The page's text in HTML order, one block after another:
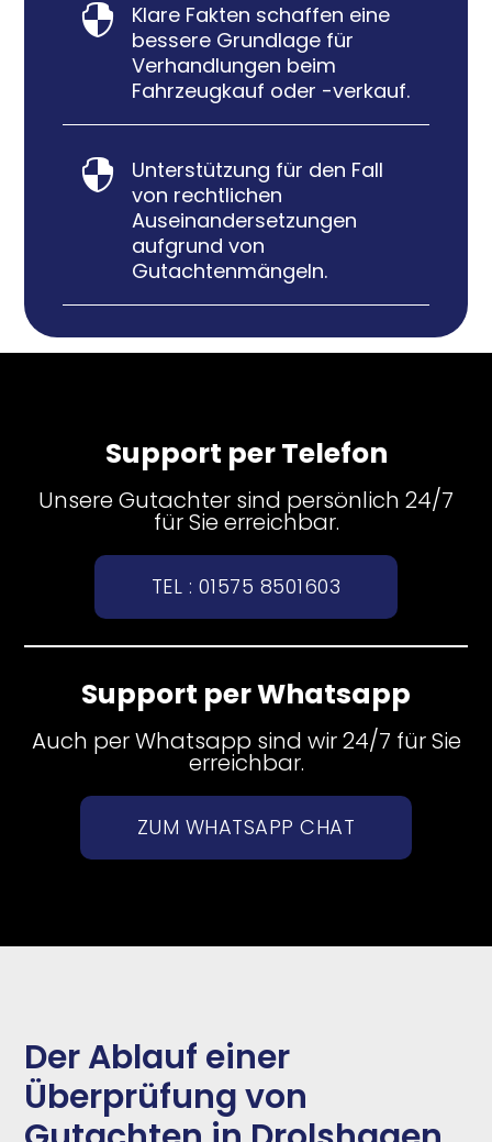

Klare Fakten schaffen eine
bessere Grundlage für
Verhandlungen beim
Fahrzeugkauf oder -verkauf.

Unterstützung für den Fall
von rechtlichen
Auseinandersetzungen
aufgrund von
Gutachtenmängeln.
Support per Telefon
Unsere Gutachter sind persönlich 24/7
für Sie erreichbar.
TEL : 01575 8501603
Support per Whatsapp
Auch per Whatsapp sind wir 24/7 für Sie
erreichbar.
ZUM WHATSAPP CHAT
Der Ablauf einer
Überprüfung von